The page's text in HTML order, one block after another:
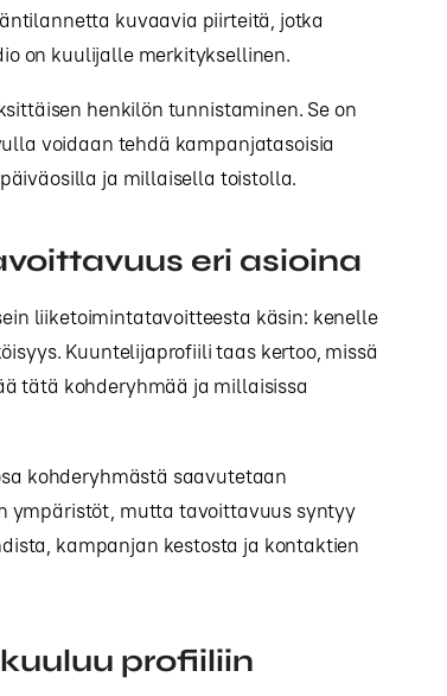
kuvaavia piirteitä, jotka
on kuulijalle merkityksellinen.
henkilön tunnistaminen. Se on
voidaan tehdä kampanjatasoisia
ja millaisella toistolla.
eri asioina
liiketoimintatavoitteesta käsin: kenelle
Kuuntelijaprofiili taas kertoo, missä
tätä kohderyhmää ja millaisissa
kohderyhmästä saavutetaan
ympäristöt, mutta tavoittavuus syntyy
kampanjan kestosta ja kontaktien
profiiliin